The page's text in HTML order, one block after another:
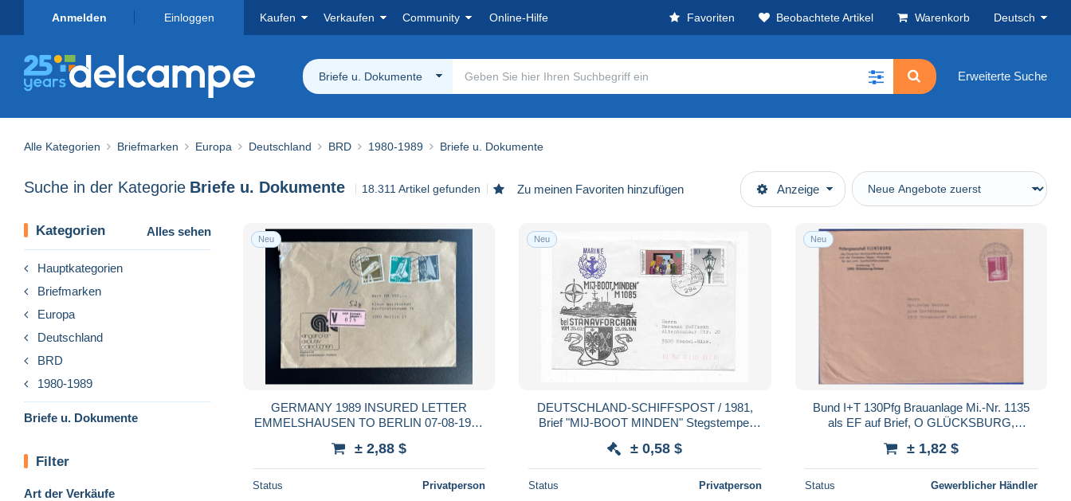
Anmelden Einloggen Kaufen Verkaufen Community Online-Hilfe Favoriten Beobachtete Artikel Warenkorb Deutsch
Briefe u. Dokumente Erweiterte Suche
Alle Kategorien Briefmarken Europa Deutschland BRD 1980-1989 Briefe u. Dokumente
Suche in der Kategorie Briefe u. Dokumente 18.311 Artikel gefunden Zu meinen Favoriten hinzufügen Anzeige
Kategorien Alles sehen
Hauptkategorien
Briefmarken
Europa
Deutschland
BRD
1980-1989
Briefe u. Dokumente
Filter
Art der Verkäufe
Neu
GERMANY 1989 INSURED LETTER
EMMELSHAUSEN TO BERLIN 07-08-1989
WERTBRIEF EINSCHREIBEN
± 2,88 $
Status Privatperson
Neu
DEUTSCHLAND-SCHIFFSPOST / 1981,
Brief "MIJ-BOOT MINDEN" Stegstempel
± 0,58 $
Status Privatperson
Neu
Bund I+T 130Pfg Brauanlage Mi.-Nr. 1135
als EF auf Brief, O GLÜCKSBURG,
± 1,82 $
Status Gewerblicher Händler